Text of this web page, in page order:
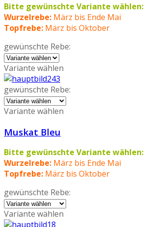
Bitte gewünschte Variante wählen:
Wurzelrebe: März bis Ende Mai
Topfrebe: März bis Oktober
gewünschte Rebe:
Variante wählen
gewünschte Rebe:
Variante wählen
Muskat Bleu
Bitte gewünschte Variante wählen:
Wurzelrebe: März bis Ende Mai
Topfrebe: März bis Oktober
gewünschte Rebe:
Variante wählen